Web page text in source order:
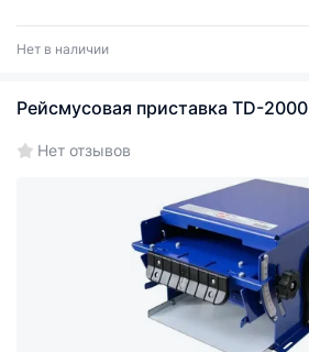
Нет в наличии
Рейсмусовая приставка TD-2000
Нет отзывов